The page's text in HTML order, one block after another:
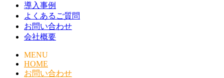
導入事例
よくあるご質問
お問い合わせ
会社概要
MENU
HOME
お問い合わせ